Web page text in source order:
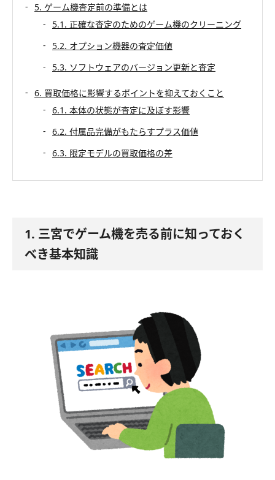
5. ゲーム機査定前の準備とは
5.1. 正確な査定のためのゲーム機のクリーニング
5.2. オプション機器の査定価値
5.3. ソフトウェアのバージョン更新と査定
6. 買取価格に影響するポイントを抑えておくこと
6.1. 本体の状態が査定に及ぼす影響
6.2. 付属品完備がもたらすプラス価値
6.3. 限定モデルの買取価格の差
1. 三宮でゲーム機を売る前に知っておく
べき基本知識